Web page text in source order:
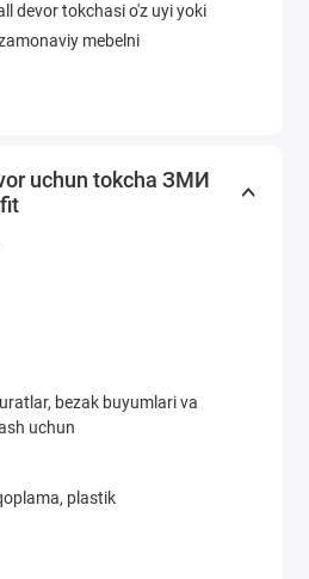
devor tokchasi o'z uyi yoki
mebelni
uchun tokcha ЗМИ
bezak buyumlari va
uchun
plastik